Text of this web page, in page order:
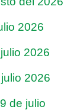
2026
2026
2026
de julio